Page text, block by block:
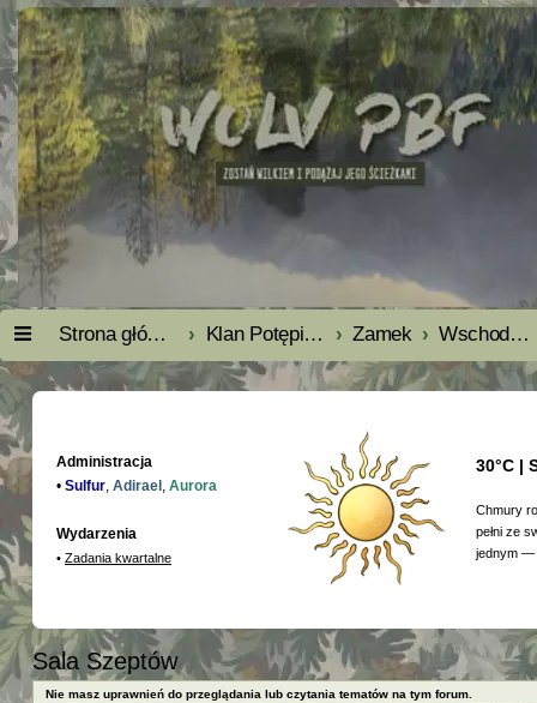
Strona główna Klan Potępienia Zamek Wschodnie Skrzydło
Administracja
• Sulfur, Adirael , Aurora
Wydarzenia
• Zadania kwartalne
30°C |
Chmury
pełni ze
jednym —
Sala Szeptów
Nie masz uprawnień do przeglądania lub czytania tematów na tym forum.